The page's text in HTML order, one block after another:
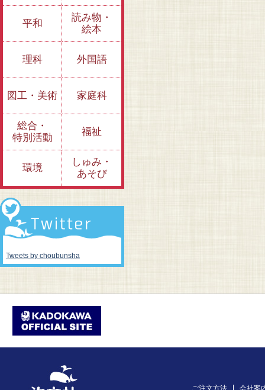
平和
読み物・
絵本
理科 外国語
図工・美術 家庭科
総合・
特別活動
福祉
環境
しゅみ・
あそび
Tweets by choubunsha